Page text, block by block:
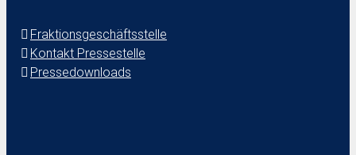
Fraktionsgeschäftsstelle
Kontakt Pressestelle
Pressedownloads